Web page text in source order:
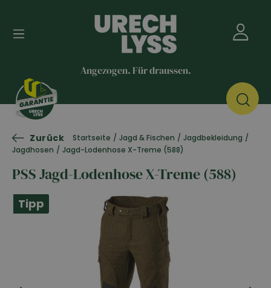
Angezogen. Für draussen.
Zurück Startseite / Jagd & Fischen / Jagdbekleidung /
Jagdhosen / Jagd-Lodenhose X-Treme (588)
Tipp
PSS Jagd-Lodenhose X-Treme (588)